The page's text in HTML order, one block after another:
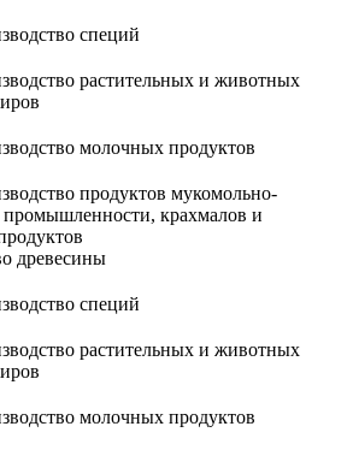
специй
растительных и животных
молочных продуктов
продуктов мукомольно-
крахмалов и
древесины
специй
растительных и животных
молочных продуктов